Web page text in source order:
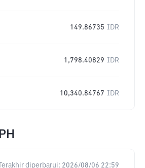
149.86735 IDR
1,798.40829 IDR
10,340.84767 IDR
Terakhir diperbarui: 2026/08/06 22:59